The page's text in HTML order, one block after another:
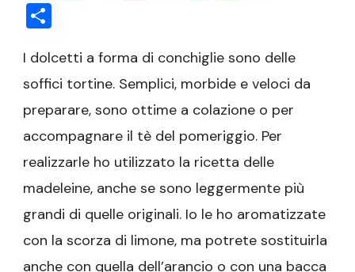
I dolcetti a forma di conchiglie sono delle
soffici tortine. Semplici, morbide e veloci da
preparare, sono ottime a colazione o per
accompagnare il tè del pomeriggio. Per
realizzarle ho utilizzato la ricetta delle
madeleine, anche se sono leggermente più
grandi di quelle originali. Io le ho aromatizzate
con la scorza di limone, ma potrete sostituirla
anche con quella dell’arancio o con una bacca